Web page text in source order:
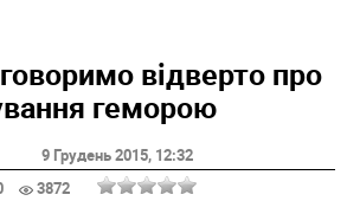
відверто про
геморою
9 Грудень 2015, 12:32
3872